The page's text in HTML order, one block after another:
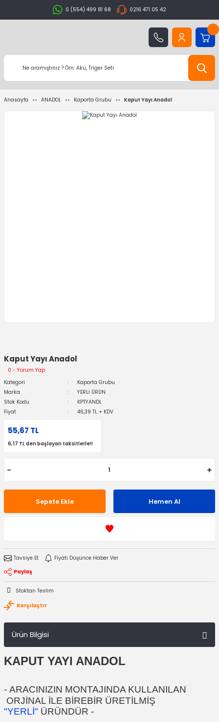
0 (554) 499 81 68 0216 471 05 42
Anasayfa ANADOL Kaporta Grubu Kaput Yayı Anadol
Kaput Yayı Anadol
0 - Yorum Yap
Kategori
Kaporta Grubu
Marka
YERLİ ÜRÜN
Stok Kodu
KPTYANDL
Fiyat
46,39 TL + KDV
55,67 TL
6,17 TL den başlayan taksitlerle!!
Sepete Ekle Hemen Al
Tavsiye Et
Fiyatı Düşünce Haber Ver
Paylaş
Stoktan Teslim
Karşılaştır
Ürün Bilgisi
KAPUT YAYI ANADOL
- ARACINIZIN MONTAJINDA KULLANILAN
ORJİNAL İLE BİREBİR ÜRETİLMİŞ
"YERLİ" ÜRÜNDÜR -